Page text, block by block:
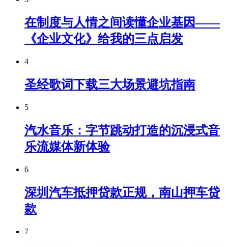
在制度与人情之间读懂企业基因——
《企业文化》给我的三点启发
4
圣经歌词下载三大场景避坑指南
5
汽水音乐：字节跳动打造的沉浸式音
乐流媒体新体验
6
深圳汽车抵押贷款正规，南山押车贷
款
7